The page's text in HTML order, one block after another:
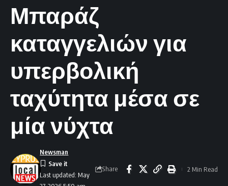
Μπαράζ
καταγγελιών για
υπερβολική
ταχύτητα μέσα σε
μία νύχτα
Last updated: May
Newsman
Share 2 Min Read